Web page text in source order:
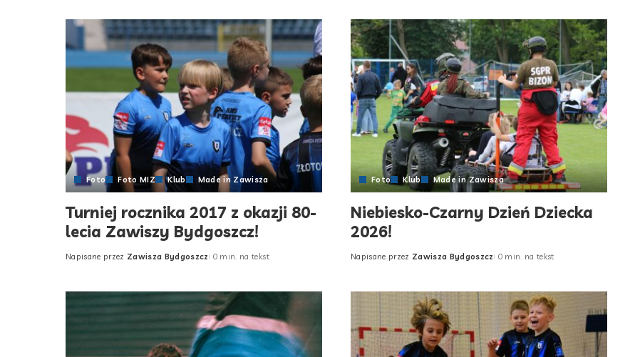
Foto Foto MIZ Klub Made in Zawisza
Turniej rocznika 2017 z okazji 80-
lecia Zawiszy Bydgoszcz!
Posted
Napisane przez Zawisza Bydgoszcz 0 min. na tekst
Foto Klub Made in Zawisza
Niebiesko-Czarny Dzień Dziecka
2026!
Posted
Napisane przez Zawisza Bydgoszcz 0 min. na tekst